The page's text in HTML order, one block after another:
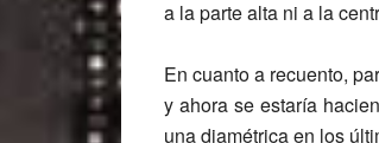
a la parte alta ni a la
En cuanto a recuento,
y ahora se estaría
una diamétrica en los